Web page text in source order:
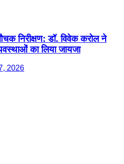
निरीक्षण: डॉ. विवेक करोल ने
का लिया जायजा
2026